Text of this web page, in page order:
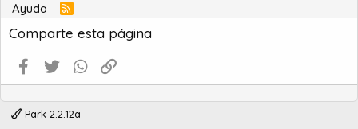
Ayuda
R
S
S
Comparte esta página
Facebook
Twitter WhatsApp
Park 2.2.12a